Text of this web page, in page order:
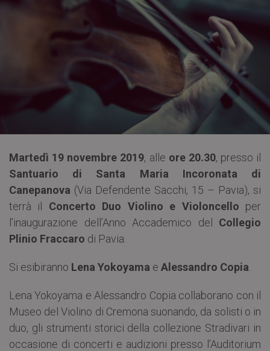
Martedì 19 novembre 2019, alle ore 20.30, presso il
Santuario di Santa Maria Incoronata di
Canepanova (Via Defendente Sacchi, 15 – Pavia), si
terrà il Concerto Duo Violino e Violoncello per
l’inaugurazione dell’Anno Accademico del Collegio
Plinio Fraccaro di Pavia.
Si esibiranno Lena Yokoyama e Alessandro Copia
Lena Yokoyama e Alessandro Copia collaborano con il
Museo del Violino di Cremona suonando, da solisti o in
duo, gli strumenti storici della collezione Stradivari in
occasione di concerti e audizioni presso l’Auditorium